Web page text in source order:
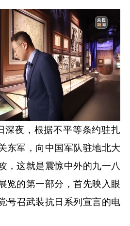
夜，根据不平等条约驻扎
东军，向中国军队驻地北大
，这就是震惊中外的九一八
览的第一部分，首先映入眼
号召武装抗日系列宣言的电